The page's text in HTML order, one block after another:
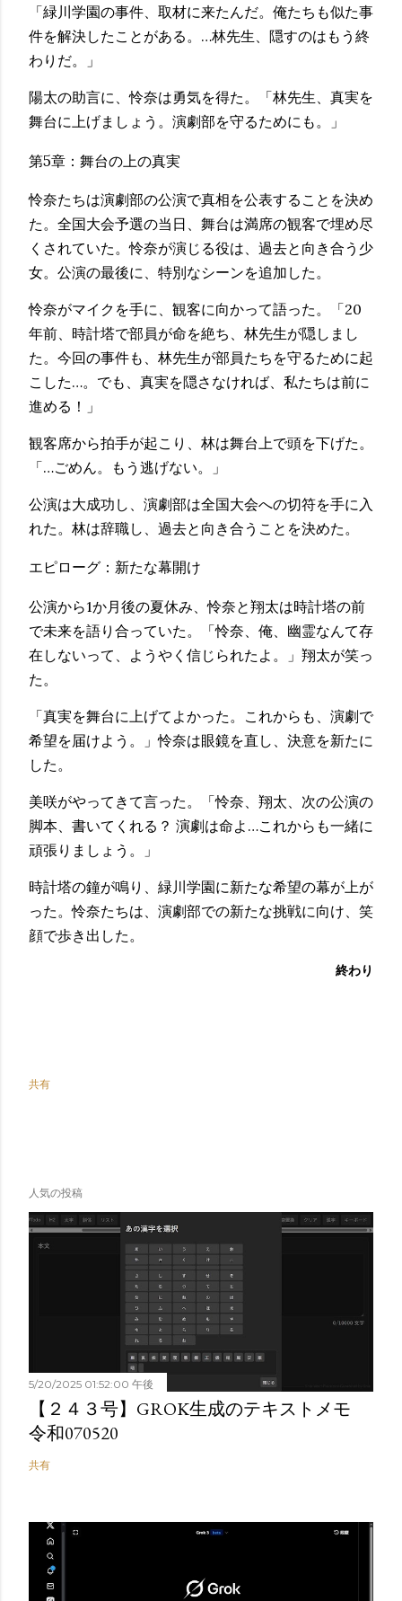
「緑川学園の事件、取材に来たんだ。俺たちも似た事
件を解決したことがある。…林先生、隠すのはもう終
わりだ。」
陽太の助言に、怜奈は勇気を得た。「林先生、真実を
舞台に上げましょう。演劇部を守るためにも。」
第5章：舞台の上の真実
怜奈たちは演劇部の公演で真相を公表することを決め
た。全国大会予選の当日、舞台は満席の観客で埋め尽
くされていた。怜奈が演じる役は、過去と向き合う少
女。公演の最後に、特別なシーンを追加した。
怜奈がマイクを手に、観客に向かって語った。「20
年前、時計塔で部員が命を絶ち、林先生が隠しまし
た。今回の事件も、林先生が部員たちを守るために起
こした…。でも、真実を隠さなければ、私たちは前に
進める！」
観客席から拍手が起こり、林は舞台上で頭を下げた。
「…ごめん。もう逃げない。」
公演は大成功し、演劇部は全国大会への切符を手に入
れた。林は辞職し、過去と向き合うことを決めた。
エピローグ：新たな幕開け
公演から1か月後の夏休み、怜奈と翔太は時計塔の前
で未来を語り合っていた。「怜奈、俺、幽霊なんて存
在しないって、ようやく信じられたよ。」翔太が笑っ
た。
「真実を舞台に上げてよかった。これからも、演劇で
希望を届けよう。」怜奈は眼鏡を直し、決意を新たに
した。
美咲がやってきて言った。「怜奈、翔太、次の公演の
脚本、書いてくれる？ 演劇は命よ…これからも一緒に
頑張りましょう。」
時計塔の鐘が鳴り、緑川学園に新たな希望の幕が上が
った。怜奈たちは、演劇部での新たな挑戦に向け、笑
顔で歩き出した。
終わり
共有
人気の投稿
5/20/2025 01:52:00 午後
【２４３号】GROK生成のテキストメモ
令和070520
共有